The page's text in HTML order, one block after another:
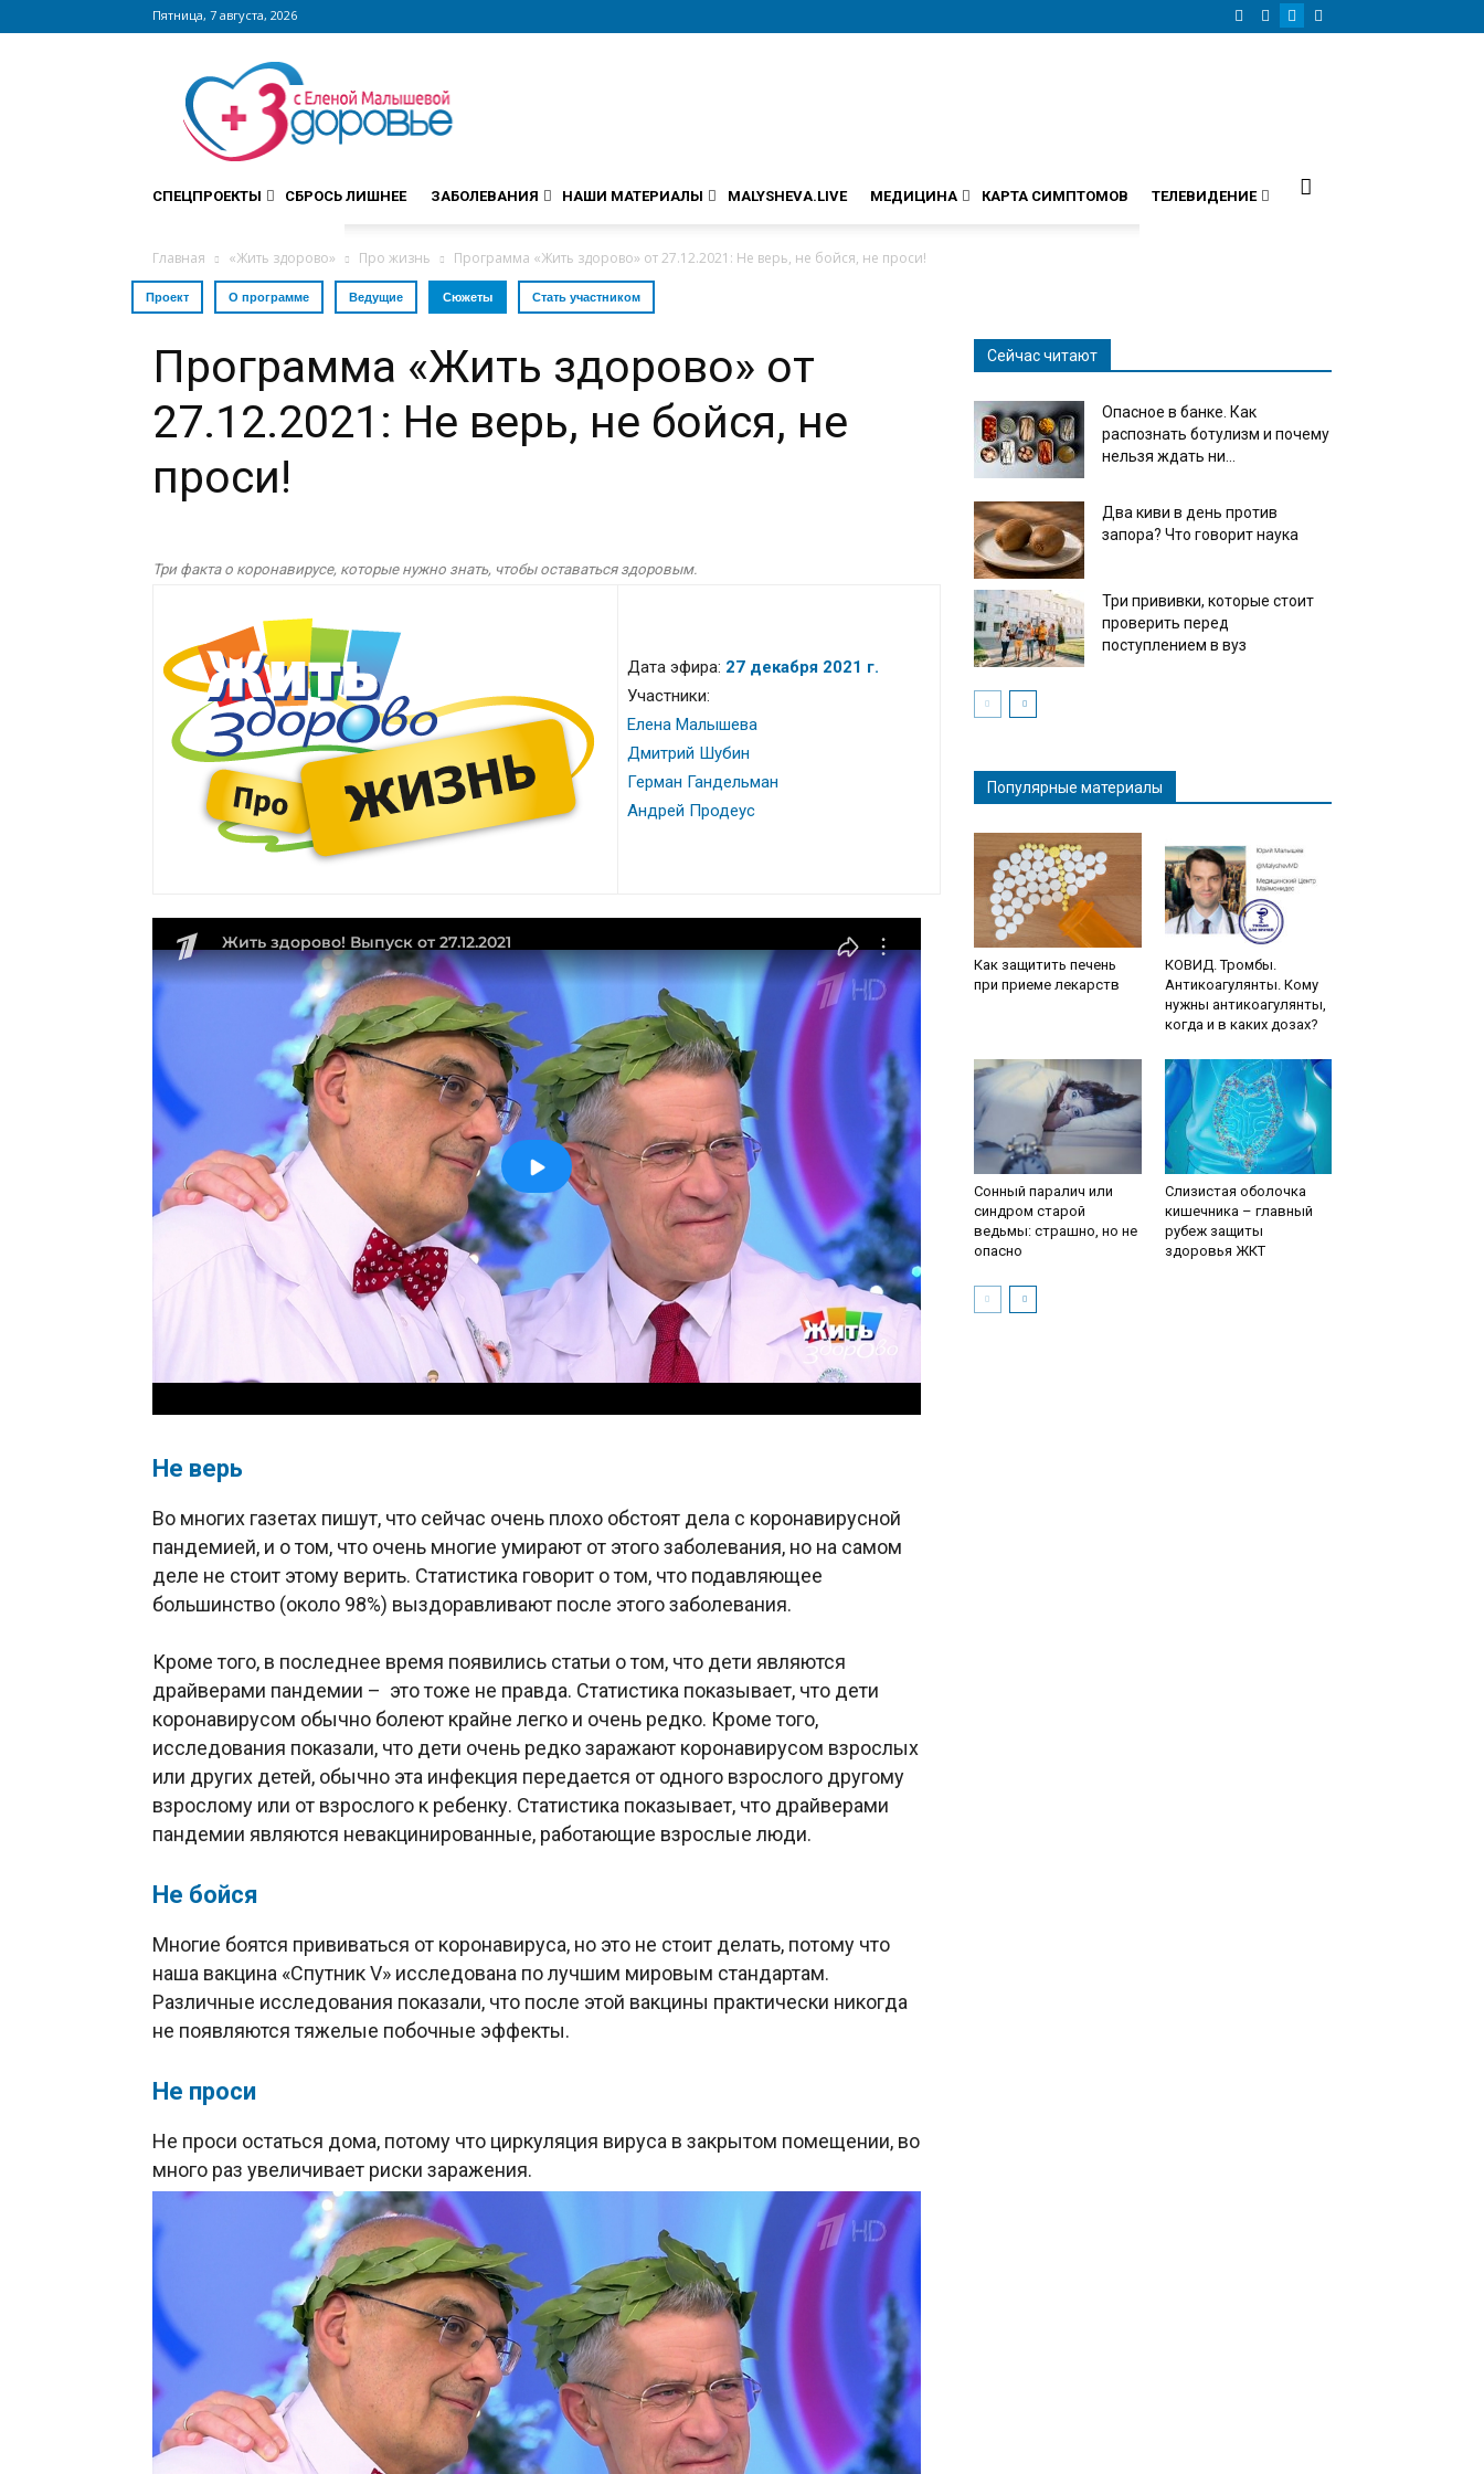
Пятница, 7 августа, 2026
Сайт
zdorovieinfo.ru
крупнейший
медицинский
интернет-
СПЕЦПРОЕКТЫ СБРОСЬ ЛИШНЕЕ ЗАБОЛЕВАНИЯ НАШИ МАТЕРИАЛЫ MALYSHEVA.LIVE МЕДИЦИНА КАРТА СИМПТОМОВ ТЕЛЕВИДЕНИЕ
Главная «Жить здорово» Про жизнь Программа «Жить здорово» от 27.12.2021: Не верь, не бойся, не проси!
Проект О программе Ведущие Сюжеты Стать участником
Программа «Жить здорово» от
27.12.2021: Не верь, не бойся, не
проси!
Три факта о коронавирусе, которые нужно знать, чтобы оставаться здоровым.
Дата эфира: 27 декабря 2021 г.
Участники:
Елена Малышева
Дмитрий Шубин
Герман Гандельман
Андрей Продеус
Не верь
Во многих газетах пишут, что сейчас очень плохо обстоят дела с коронавирусной
пандемией, и о том, что очень многие умирают от этого заболевания, но на самом
деле не стоит этому верить. Статистика говорит о том, что подавляющее
большинство (около 98%) выздоравливают после этого заболевания.
Кроме того, в последнее время появились статьи о том, что дети являются
драйверами пандемии – это тоже не правда. Статистика показывает, что дети
коронавирусом обычно болеют крайне легко и очень редко. Кроме того,
исследования показали, что дети очень редко заражают коронавирусом взрослых
или других детей, обычно эта инфекция передается от одного взрослого другому
взрослому или от взрослого к ребенку. Статистика показывает, что драйверами
пандемии являются невакцинированные, работающие взрослые люди.
Не бойся
Многие боятся прививаться от коронавируса, но это не стоит делать, потому что
наша вакцина «Спутник V» исследована по лучшим мировым стандартам.
Различные исследования показали, что после этой вакцины практически никогда
не появляются тяжелые побочные эффекты.
Не проси
Не проси остаться дома, потому что циркуляция вируса в закрытом помещении, во
много раз увеличивает риски заражения.
Сейчас читают
Опасное в банке. Как
распознать ботулизм и почему
нельзя ждать ни...
Два киви в день против
запора? Что говорит наука
Три прививки, которые стоит
проверить перед
поступлением в вуз
Популярные материалы
Как защитить печень
при приеме лекарств
КОВИД. Тромбы.
Антикоагулянты. Кому
нужны антикоагулянты,
когда и в каких дозах?
Сонный паралич или
синдром старой
ведьмы: страшно, но не
опасно
Слизистая оболочка
кишечника – главный
рубеж защиты
здоровья ЖКТ